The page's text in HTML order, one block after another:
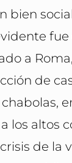
bien
fue
a
de
los altos
de la